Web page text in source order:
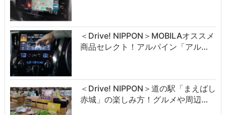
＜Drive! NIPPON＞MOBILAオススメ
商品セレクト！アルパイン「アル…
＜Drive! NIPPON＞道の駅「まえばし
赤城」の楽しみ方！グルメや周辺…